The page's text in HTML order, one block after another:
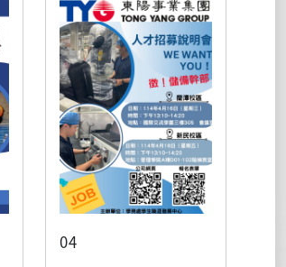
04